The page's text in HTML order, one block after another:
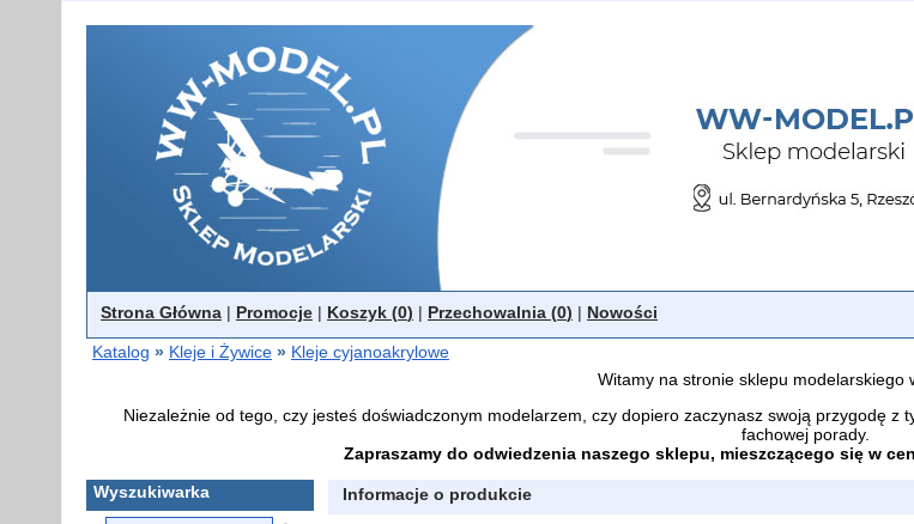
Strona Główna | Promocje | Koszyk (0) | Przechowalnia (0) | Nowości
Katalog » Kleje i Żywice » Kleje cyjanoakrylowe
Witamy na stronie sklepu modelarskiego
Niezależnie od tego, czy jesteś doświadczonym modelarzem, czy dopiero zaczynasz swoją przygodę
fachowej porady.
Zapraszamy do odwiedzenia naszego sklepu, mieszczącego się w
Wyszukiwarka
Informacje o produkcie